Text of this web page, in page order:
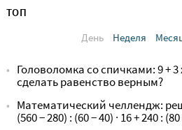
ТОП
День
Неделя
Головоломка со спичками: 9 + 3
сделать равенство верным?
Математический челлендж:
(560 − 280) : (60 − 40) · 16 + 240 :